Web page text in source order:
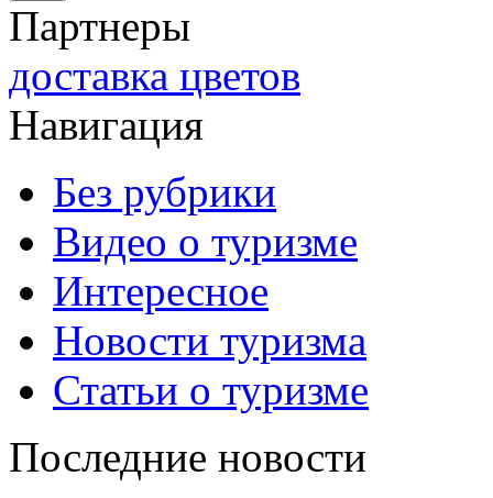
Партнеры
доставка цветов
Навигация
Без рубрики
Видео о туризме
Интересное
Новости туризма
Статьи о туризме
Последние новости